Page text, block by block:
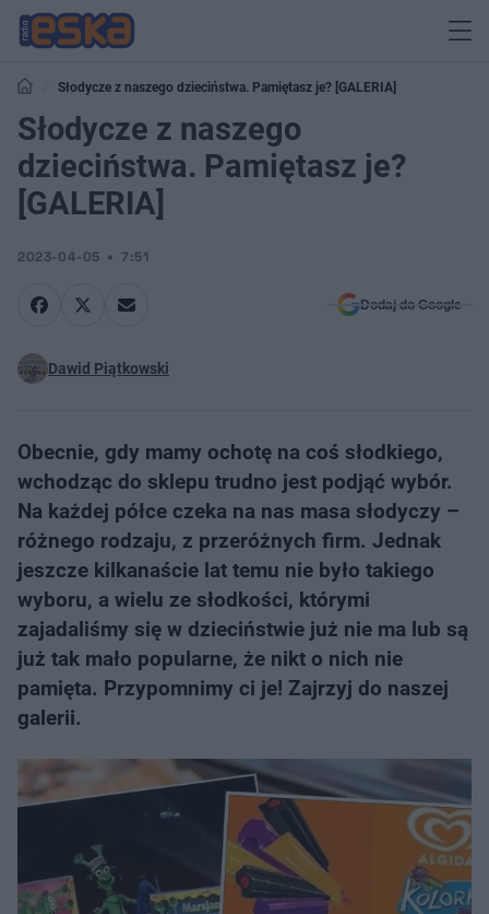
Słodycze z naszego dzieciństwa. Pamiętasz je? [GALERIA]
Słodycze z naszego
dzieciństwa. Pamiętasz je?
[GALERIA]
2023-04-05 7:51
Dodaj do Google
Dawid Piątkowski
Obecnie, gdy mamy ochotę na coś słodkiego,
wchodząc do sklepu trudno jest podjąć wybór.
Na każdej półce czeka na nas masa słodyczy –
różnego rodzaju, z przeróżnych firm. Jednak
jeszcze kilkanaście lat temu nie było takiego
wyboru, a wielu ze słodkości, którymi
zajadaliśmy się w dzieciństwie już nie ma lub są
już tak mało popularne, że nikt o nich nie
pamięta. Przypomnimy ci je! Zajrzyj do naszej
galerii.